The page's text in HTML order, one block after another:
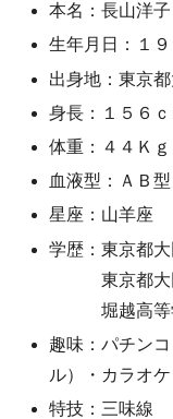
本名：長山洋子
生年月日：１
出身地：東京
身長：１５６ｃ
体重：４４Ｋｇ
血液型：ＡＢ型
星座：山羊座
学歴：東京都
東京都大田
堀越高等
趣味：パチン
ル）・カラオ
特技：三味線